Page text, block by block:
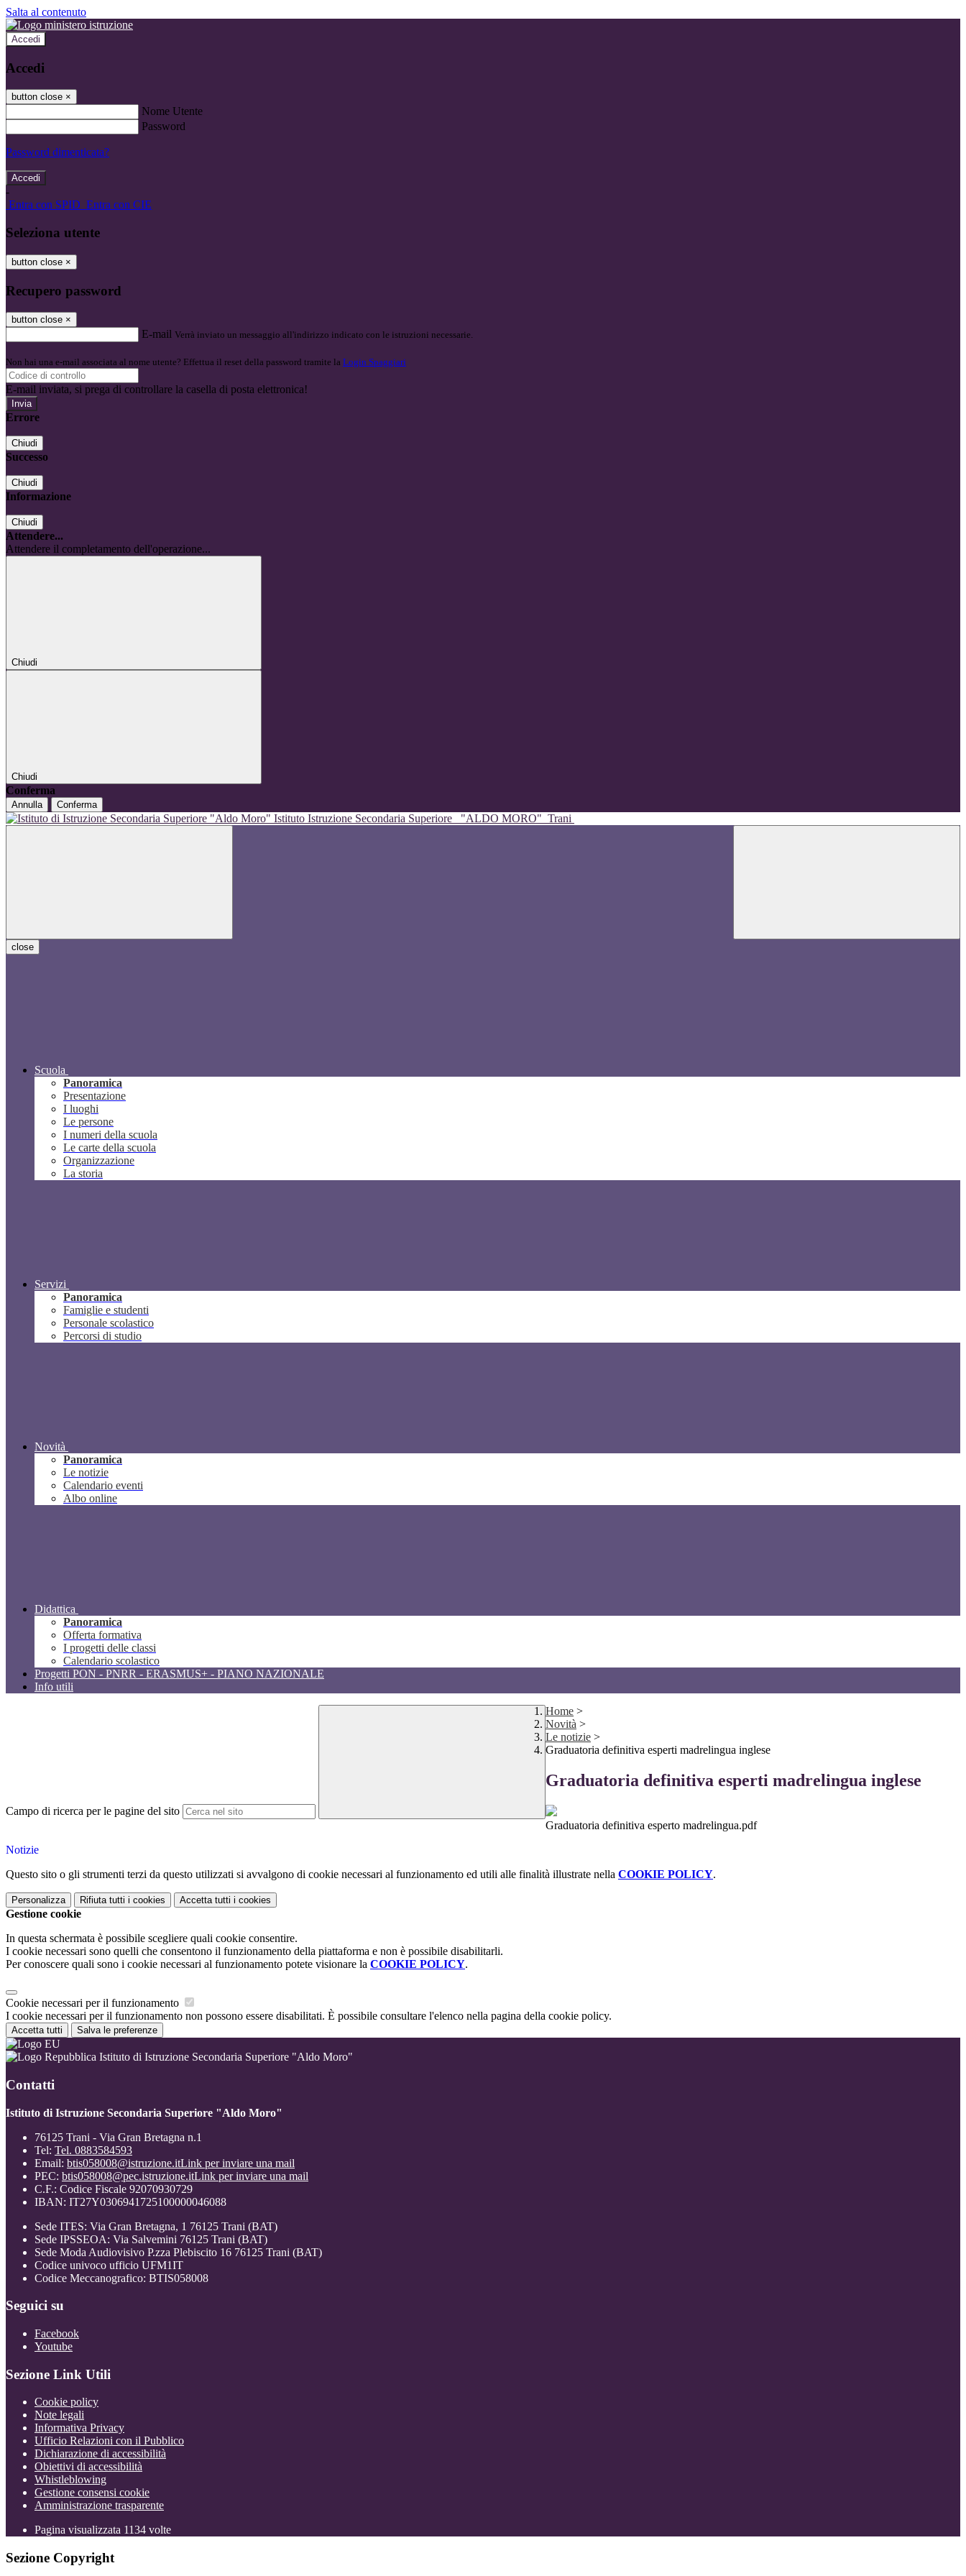
Salta al contenuto
Accedi
Accedi
button close ×
Nome Utente
Password
Password dimenticata?
-
Entra con SPID Entra con CIE
Seleziona utente
button close ×
Recupero password
button close ×
E-mail Verrà inviato un messaggio all'indirizzo indicato con le istruzioni necessarie.
Non hai una e-mail associata al nome utente? Effettua il reset della password tramite la Login Spaggiari
E-mail inviata, si prega di controllare la casella di posta elettronica!
Errore
Chiudi
Successo
Chiudi
Informazione
Chiudi
Attendere...
Attendere il completamento dell'operazione...
Chiudi
Chiudi
Conferma
Annulla Conferma
Istituto Istruzione Secondaria Superiore "ALDO MORO" Trani
close
Scuola
Panoramica
Presentazione
I luoghi
Le persone
I numeri della scuola
Le carte della scuola
Organizzazione
La storia
Servizi
Panoramica
Famiglie e studenti
Personale scolastico
Percorsi di studio
Novità
Panoramica
Le notizie
Calendario eventi
Albo online
Didattica
Panoramica
Offerta formativa
I progetti delle classi
Calendario scolastico
Progetti PON - PNRR - ERASMUS+ - PIANO NAZIONALE
Info utili
Campo di ricerca per le pagine del sito
Home >
Novità >
Le notizie >
Graduatoria definitiva esperti madrelingua inglese
Graduatoria definitiva esperti madrelingua inglese
Graduatoria definitiva esperto madrelingua.pdf
Notizie
Questo sito o gli strumenti terzi da questo utilizzati si avvalgono di cookie necessari al funzionamento ed utili alle finalità illustrate nella COOKIE POLICY.
Personalizza Rifiuta tutti i cookies Accetta tutti i cookies
Gestione cookie
In questa schermata è possibile scegliere quali cookie consentire.
I cookie necessari sono quelli che consentono il funzionamento della piattaforma e non è possibile disabilitarli.
Per conoscere quali sono i cookie necessari al funzionamento potete visionare la COOKIE POLICY.
Cookie necessari per il funzionamento
I cookie necessari per il funzionamento non possono essere disabilitati. È possibile consultare l'elenco nella pagina della cookie policy.
Accetta tutti Salva le preferenze
Istituto di Istruzione Secondaria Superiore "Aldo Moro"
Contatti
Istituto di Istruzione Secondaria Superiore "Aldo Moro"
76125 Trani - Via Gran Bretagna n.1
Tel: Tel. 0883584593
Email: btis058008@istruzione.itLink per inviare una mail
PEC: btis058008@pec.istruzione.itLink per inviare una mail
C.F.: Codice Fiscale 92070930729
IBAN: IT27Y0306941725100000046088
Sede ITES: Via Gran Bretagna, 1 76125 Trani (BAT)
Sede IPSSEOA: Via Salvemini 76125 Trani (BAT)
Sede Moda Audiovisivo P.zza Plebiscito 16 76125 Trani (BAT)
Codice univoco ufficio UFM1IT
Codice Meccanografico: BTIS058008
Seguici su
Facebook
Youtube
Sezione Link Utili
Cookie policy
Note legali
Informativa Privacy
Ufficio Relazioni con il Pubblico
Dichiarazione di accessibilità
Obiettivi di accessibilità
Whistleblowing
Gestione consensi cookie
Amministrazione trasparente
Pagina visualizzata 1134 volte
Sezione Copyright